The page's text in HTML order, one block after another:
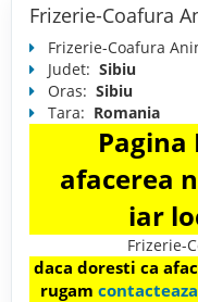
Frizerie-Coafura
Frizerie-Coafura
Judet: Sibiu
Oras: Sibiu
Tara: Romania
afacerea
iar
Frizerie-
daca doresti ca
rugam